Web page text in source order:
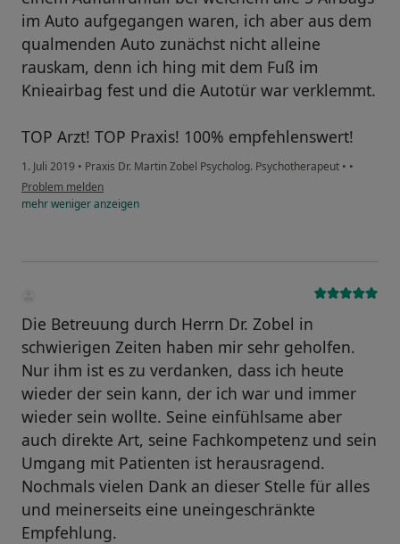
im Auto aufgegangen waren, ich aber aus dem
qualmenden Auto zunächst nicht alleine
rauskam, denn ich hing mit dem Fuß im
Knieairbag fest und die Autotür war verklemmt.
TOP Arzt! TOP Praxis! 100% empfehlenswert!
1. Juli 2019 • Praxis Dr. Martin Zobel Psycholog. Psychotherapeut • •
Problem melden
mehrwenigeranzeigen
Die Betreuung durch Herrn Dr. Zobel in
schwierigen Zeiten haben mir sehr geholfen.
Nur ihm ist es zu verdanken, dass ich heute
wieder der sein kann, der ich war und immer
wieder sein wollte. Seine einfühlsame aber
auch direkte Art, seine Fachkompetenz und sein
Umgang mit Patienten ist herausragend.
Nochmals vielen Dank an dieser Stelle für alles
und meinerseits eine uneingeschränkte
Empfehlung.